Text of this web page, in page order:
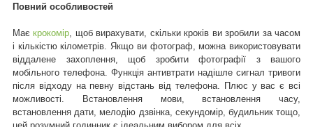
Повний особливостей
Маєкрокомір , щоб вирахувати, скільки кроків ви зробили за часом
і кількістю кілометрів. Якщо ви фотограф, можна використовувати
віддалене захоплення, щоб зробити фотографії з вашого
мобільного телефона. Функція антивтрати надішле сигнал тривоги
після відходу на певну відстань від телефона. Плюс у вас є всі
можливості. Встановлення мови, встановлення часу,
встановлення дати, мелодію дзвінка, секундомір, будильник тощо,